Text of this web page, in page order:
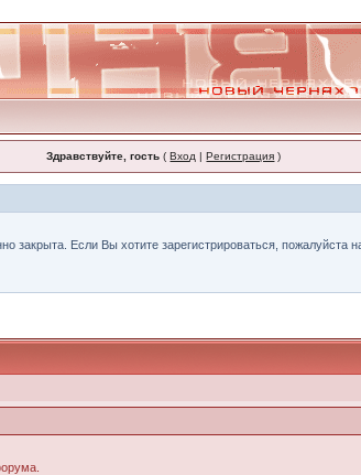
Здравствуйте, гость (Вход |Регистрация )
Если Вы хотите зарегистрироваться, пожалуйста